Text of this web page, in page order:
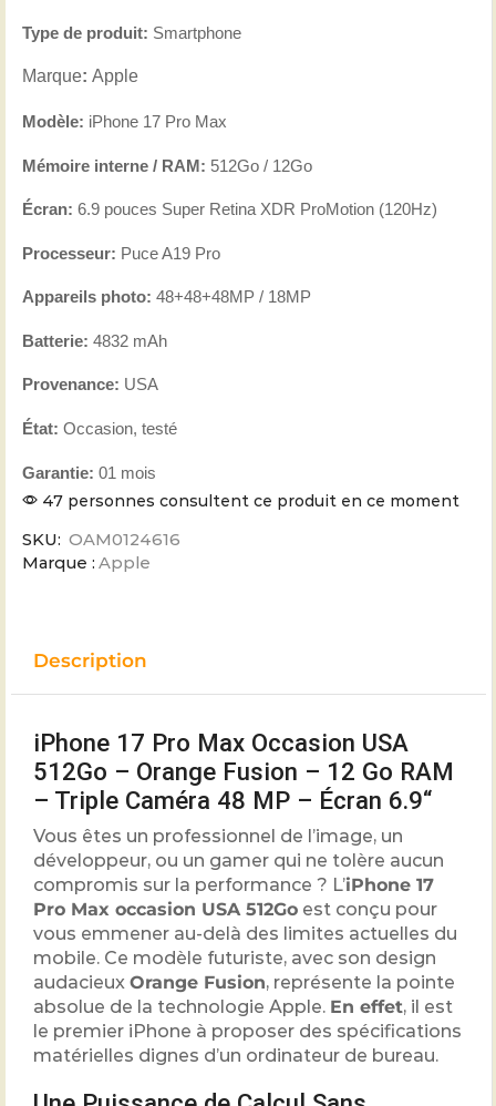
Type de produit: Smartphone
Marque: Apple
Modèle: iPhone 17 Pro Max
Mémoire interne / RAM: 512Go / 12Go
Écran: 6.9 pouces Super Retina XDR ProMotion (120Hz)
Processeur: Puce A19 Pro
Appareils photo: 48+48+48MP / 18MP
Batterie: 4832 mAh
Provenance: USA
État: Occasion, testé
Garantie: 01 mois
47 personnes consultent ce produit en ce moment
SKU: OAM0124616
Marque : Apple
Description
iPhone 17 Pro Max Occasion USA
512Go – Orange Fusion – 12 Go RAM
– Triple Caméra 48 MP – Écran 6.9“
Vous êtes un professionnel de l’image, un
développeur, ou un gamer qui ne tolère aucun
compromis sur la performance ? L’iPhone 17
Pro Max occasion USA 512Go est conçu pour
vous emmener au-delà des limites actuelles du
mobile. Ce modèle futuriste, avec son design
audacieux Orange Fusion, représente la pointe
absolue de la technologie Apple. En effet, il est
le premier iPhone à proposer des spécifications
matérielles dignes d’un ordinateur de bureau.